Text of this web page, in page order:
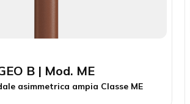
B | Mod. ME
asimmetrica ampia Classe ME